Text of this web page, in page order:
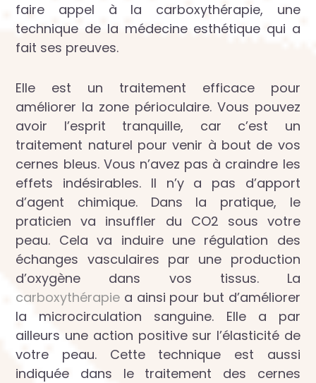
faire appel à la carboxythérapie, une
technique de la médecine esthétique qui a
fait ses preuves.
Elle est un traitement efficace pour
améliorer la zone périoculaire. Vous pouvez
avoir l’esprit tranquille, car c’est un
traitement naturel pour venir à bout de vos
cernes bleus. Vous n’avez pas à craindre les
effets indésirables. Il n’y a pas d’apport
d’agent chimique. Dans la pratique, le
praticien va insuffler du CO2 sous votre
peau. Cela va induire une régulation des
échanges vasculaires par une production
d’oxygène dans vos tissus. La
carboxythérapie a ainsi pour but d’améliorer
la microcirculation sanguine. Elle a par
ailleurs une action positive sur l’élasticité de
votre peau. Cette technique est aussi
indiquée dans le traitement des cernes